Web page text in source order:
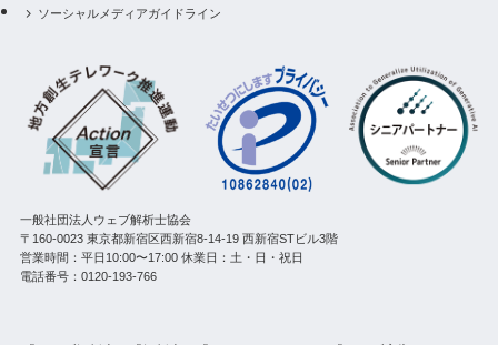
ソーシャルメディアガイドライン
一般社団法人ウェブ解析士協会
〒160-0023 東京都新宿区西新宿8-14-19 西新宿STビル3階
営業時間：平日10:00〜17:00 休業日：土・日・祝日
電話番号：0120-193-766